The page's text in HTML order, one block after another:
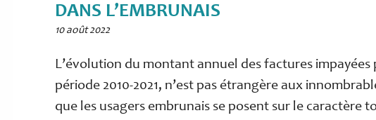
DANS L’EMBRUNAIS
10 août 2022
L’évolution du montant annuel des factures impayées
période 2010-2021, n’est pas étrangère aux
que les usagers embrunais se posent sur le caractère